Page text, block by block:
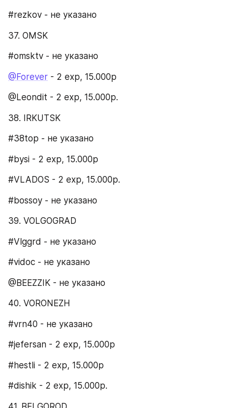
#rezkov - не указано
37. OMSK​
#omsktv - не указано
@Forever - 2 exp, 15.000p
@Leondit - 2 exp, 15.000p.
38. IRKUTSK​
#38top - не указано
#bysi - 2 exp, 15.000р
#VLADOS - 2 exp, 15.000p.
#bossoy - не указано
39. VOLGOGRAD​
#Vlggrd - не указано
#vidoc - не указано
@BEEZZIK - не указано
40. VORONEZH​
#vrn40 - не указано
#jefersan - 2 exp, 15.000р
#hestli - 2 exp, 15.000р
#dishik - 2 exp, 15.000р.